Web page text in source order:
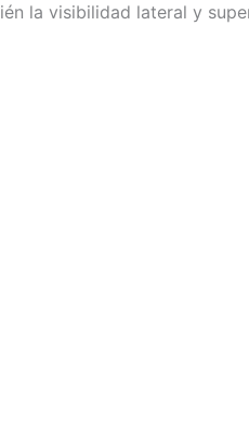
la visibilidad lateral y